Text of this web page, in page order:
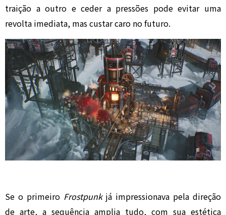
traição a outro e ceder a pressões pode evitar uma
revolta imediata, mas custar caro no futuro.
Se o primeiro Frostpunkjá impressionava pela direção
de arte, a sequência amplia tudo, com sua estética